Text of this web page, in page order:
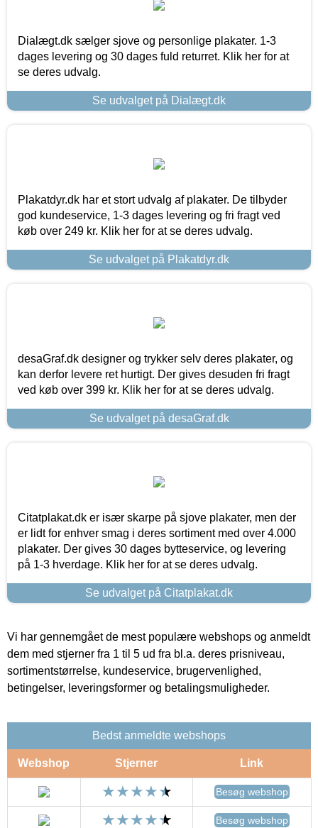
Dialægt.dk sælger sjove og personlige plakater. 1-3
dages levering og 30 dages fuld returret. Klik her for at
se deres udvalg.
Se udvalget på Dialægt.dk
Plakatdyr.dk har et stort udvalg af plakater. De tilbyder
god kundeservice, 1-3 dages levering og fri fragt ved
køb over 249 kr. Klik her for at se deres udvalg.
Se udvalget på Plakatdyr.dk
desaGraf.dk designer og trykker selv deres plakater, og
kan derfor levere ret hurtigt. Der gives desuden fri fragt
ved køb over 399 kr. Klik her for at se deres udvalg.
Se udvalget på desaGraf.dk
Citatplakat.dk er især skarpe på sjove plakater, men der
er lidt for enhver smag i deres sortiment med over 4.000
plakater. Der gives 30 dages bytteservice, og levering
på 1-3 hverdage. Klik her for at se deres udvalg.
Se udvalget på Citatplakat.dk
Vi har gennemgået de mest populære webshops og anmeldt
dem med stjerner fra 1 til 5 ud fra bl.a. deres prisniveau,
sortimentstørrelse, kundeservice, brugervenlighed,
betingelser, leveringsformer og betalingsmuligheder.
Bedst anmeldte webshops
Webshop Stjerner Link
Besøg webshop
Besøg webshop